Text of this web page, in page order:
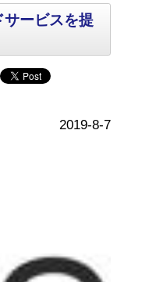
ービスを提
2019-8-7